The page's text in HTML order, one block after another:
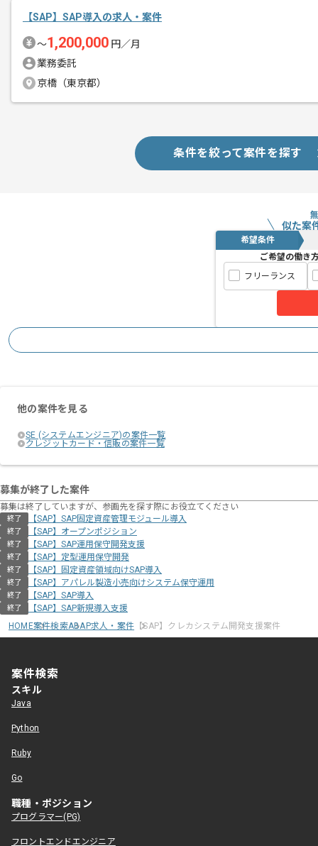
【SAP】SAP導入の求人・案件
〜1,200,000 円／月
業務委託
京橋（東京都）
条件を絞って案件を探す
似た案
希望条件
ご希望の働き
フリーランス
他の案件を見る
SE (システムエンジニア)の案件一覧
クレジットカード・信販の案件一覧
募集が終了した案件
募集は終了していますが、参画先を探す際にお役立てください
終了 【SAP】SAP固定資産管理モジュール導入
終了 【SAP】オープンポジション
終了 【SAP】SAP運用保守開発支援
終了 【SAP】定型運用保守開発
終了 【SAP】固定資産領域向けSAP導入
終了 【SAP】アパレル製造小売向けシステム保守運用
終了 【SAP】SAP導入
終了
【SAP】SAP新規導入支援
HOME案件検索ABAP求人・案件 【SAP】クレカシステム開発支援案件
案件検索
スキル
Java
Python
Ruby
Go
職種・ポジション
プログラマー(PG)
フロントエンドエンジニア